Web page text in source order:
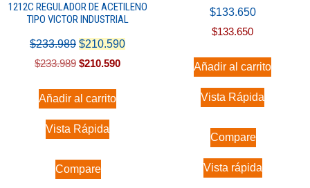
1212C REGULADOR DE ACETILENO
TIPO VICTOR INDUSTRIAL
$233.989 $210.590
$233.989 $210.590
Añadir al carrito
Vista Rápida
Compare
$133.650
$133.650
Añadir al carrito
Vista Rápida
Compare
Vista rápida